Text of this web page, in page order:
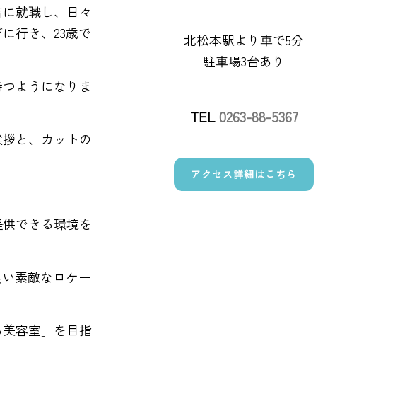
就職し、日々
行き、23歳で
ようになりま
と、カットの
できる環境を
素敵なロケー
容室」を目指
北松本駅より車で5分
駐車場3台あり
TEL 0263-88-5367
アクセス詳細はこちら